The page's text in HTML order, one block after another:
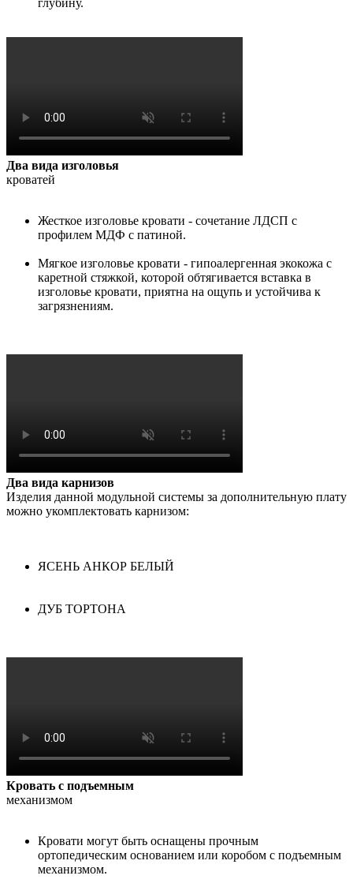
глубину.
Два вида изголовья
кроватей
Жесткое изголовье кровати - сочетание ЛДСП с
профилем МДФ с патиной.
Мягкое изголовье кровати - гипоалергенная экокожа с
каретной стяжкой, которой обтягивается вставка в
изголовье кровати, приятна на ощупь и устойчива к
загрязнениям.
Два вида карнизов
Изделия данной модульной системы за дополнительную плату
можно укомплектовать карнизом:
ЯСЕНЬ АНКОР БЕЛЫЙ
ДУБ ТОРТОНА
Кровать с подъемным
механизмом
Кровати могут быть оснащены прочным
ортопедическим основанием или коробом с подъемным
механизмом.